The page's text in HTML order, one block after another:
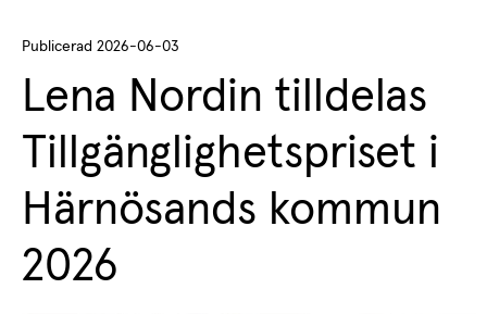
Publicerad 2026-06-03
Lena Nordin tilldelas
Tillgänglighetspriset i
Härnösands kommun
2026